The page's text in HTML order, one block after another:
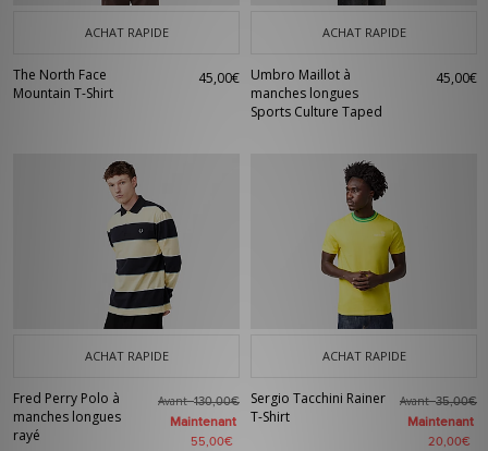
ACHAT RAPIDE
The North Face
Mountain T-Shirt
45,00€
ACHAT RAPIDE
Umbro Maillot à
manches longues
Sports Culture Taped
45,00€
ACHAT RAPIDE
Fred Perry Polo à
manches longues
rayé
Avant130,00€
Maintenant
55,00€
ACHAT RAPIDE
Sergio Tacchini Rainer
T-Shirt
Avant35,00€
Maintenant
20,00€